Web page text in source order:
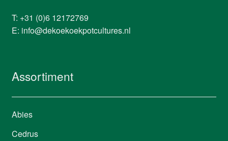
T: +31 (0)6 12172769
E: info@dekoekoekpotcultures.nl
Assortiment
Abies
Cedrus